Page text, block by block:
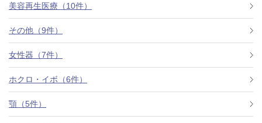
よくあるご質問
美容再生医療（10件）
その他（9件）
女性器（7件）
ホクロ・イボ（6件）
顎（5件）